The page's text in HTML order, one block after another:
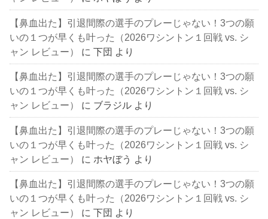
【鼻血出た】引退間際の選手のプレーじゃない！3つの願
いの１つが早くも叶った（2026ワシントン１回戦 vs. シ
ャン レビュー）
に下団 より
【鼻血出た】引退間際の選手のプレーじゃない！3つの願
いの１つが早くも叶った（2026ワシントン１回戦 vs. シ
ャン レビュー）
に ブラジル より
【鼻血出た】引退間際の選手のプレーじゃない！3つの願
いの１つが早くも叶った（2026ワシントン１回戦 vs. シ
ャン レビュー）
に ホヤぼう より
【鼻血出た】引退間際の選手のプレーじゃない！3つの願
いの１つが早くも叶った（2026ワシントン１回戦 vs. シ
ャン レビュー）
に下団 より